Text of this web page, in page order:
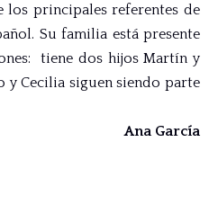
los principales referentes de
Su familia está presente
tiene dos hijos Martín y
y Cecilia siguen siendo parte
Ana García